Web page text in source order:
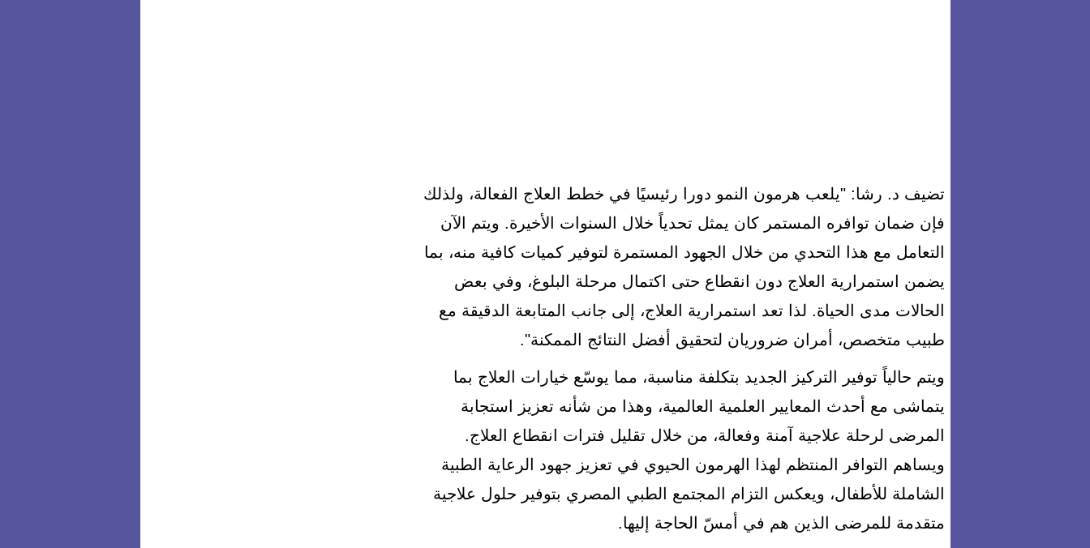
تضيف د. رشا: "يلعب هرمون النمو دورا رئيسيًا في خطط العلاج الفعالة، ولذلك
فإن ضمان توافره المستمر كان يمثل تحدياً خلال السنوات الأخيرة. ويتم الآن
التعامل مع هذا التحدي من خلال الجهود المستمرة لتوفير كميات كافية منه، بما
يضمن استمرارية العلاج دون انقطاع حتى اكتمال مرحلة البلوغ، وفي بعض
الحالات مدى الحياة. لذا تعد استمرارية العلاج، إلى جانب المتابعة الدقيقة مع
طبيب متخصص، أمران ضروريان لتحقيق أفضل النتائج الممكنة".
ويتم حالياً توفير التركيز الجديد بتكلفة مناسبة، مما يوسّع خيارات العلاج بما
يتماشى مع أحدث المعايير العلمية العالمية، وهذا من شأنه تعزيز استجابة
المرضى لرحلة علاجية آمنة وفعالة، من خلال تقليل فترات انقطاع العلاج.
ويساهم التوافر المنتظم لهذا الهرمون الحيوي في تعزيز جهود الرعاية الطبية
الشاملة للأطفال، ويعكس التزام المجتمع الطبي المصري بتوفير حلول علاجية
متقدمة للمرضى الذين هم في أمسّ الحاجة إليها.